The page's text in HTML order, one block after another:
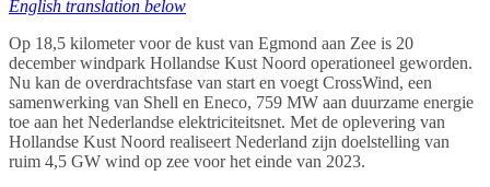
English translation below
Op 18,5 kilometer voor de kust van Egmond aan Zee is 20
december windpark Hollandse Kust Noord operationeel geworden.
Nu kan de overdrachtsfase van start en voegt CrossWind, een
samenwerking van Shell en Eneco, 759 MW aan duurzame energie
toe aan het Nederlandse elektriciteitsnet. Met de oplevering van
Hollandse Kust Noord realiseert Nederland zijn doelstelling van
ruim 4,5 GW wind op zee voor het einde van 2023.